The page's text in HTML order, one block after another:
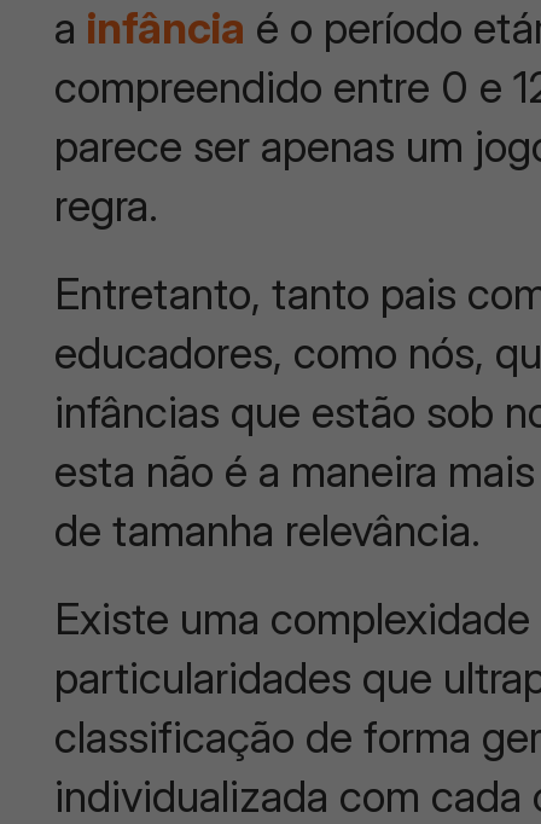
a infância é o período
compreendido entre 0 e
parece ser apenas um
regra.
Entretanto, tanto pais
educadores, como nós,
infâncias que estão sob
esta não é a maneira
de tamanha relevância.
Existe uma
particularidades que
classificação de forma
individualizada com